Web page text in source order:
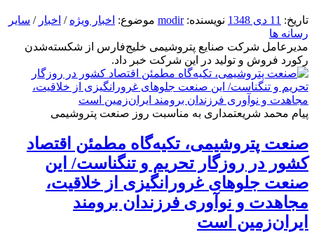
تاریخ: 11 دی 1348 نویسنده:modir موضوع: اخبار ویژه / اخبار / سایر
رسانه ها
مدیرعامل شرکت صنایع پتروشیمی خلیج‌فارس از شکسته‌شدن
رکورد فروش و تولید در این شرکت خبر داد.
پیام محمد شریعتمداری به مناسبت روز صنعت پتروشیمی
صنعت پتروشیمی، تکیه‌گاه مطمئن اقتصاد
کشور در روزگار تحریم و تنگناست/ این
صنعت جلوهای غرورانگیزی از خلاقیت،
مجاهدت و نوآوری فرزندان برومند
ایران‌زمین است